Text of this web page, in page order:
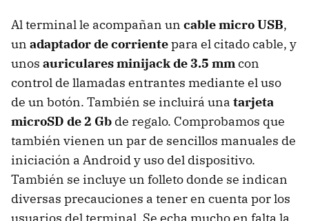
Al terminal le acompañan un cable micro USB,
un adaptador de corrientepara el citado cable, y
unos auriculares minijack de 3.5 mmcon
control de llamadas entrantes mediante el uso
de un botón. También se incluirá una tarjeta
microSD de 2 Gb de regalo. Comprobamos que
también vienen un par de sencillos manuales de
iniciación a Android y uso del dispositivo.
También se incluye un folleto donde se indican
diversas precauciones a tener en cuenta por los